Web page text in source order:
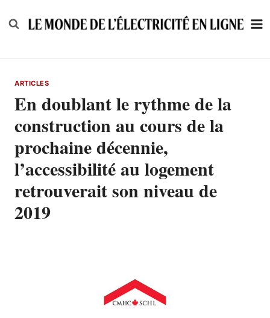
to
ARTICLES
En doublant le rythme de la
construction au cours de la
prochaine décennie,
l’accessibilité au logement
retrouverait son niveau de
2019